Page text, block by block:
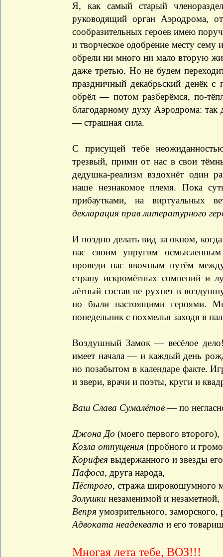
Я, как самый старый
руководящий орган Аэродрома,
сообразительных героев имею
и творческое одобрение месту
обрели ни много ни мало вторую
даже третью. Но не будем
праздничный декабрьский денёк
обрёл — потом разберёмся, по-
благодарному духу Аэродрома:
— страшная сила.
С присущей тебе
трезвый, прими от нас в свои
дедушка-реализм вздохнёт один
наше незнакомое племя. Пока
прибаутками, на виртуальных
декларация прав литературного
И поздно делать вид за окном,
нас своим упругим
проведи нас явочным путём
страну искромётных сомнений и
лётный состав не рухнет в
но были настоящими героями.
понедельник с похмелья заходя в
Воздушный Замок — весёлое
имеет начала — и каждый день
но позабытом в календаре факте.
и звери, врачи и поэты, круги и
Ваш Слава Сумалётов— по
Джона До (моего первого второго),
Козла отпущения (пробного и
Корифея выдержанного и звезды
Пафоса, друга народа,
Пёстрого, стража широкошумного
Золушки незаменимой и незаметной,
Вепря умозрительного, заморского,
Адвоката неадеквата и его
Многая лета тебе, ВОЗ!!!